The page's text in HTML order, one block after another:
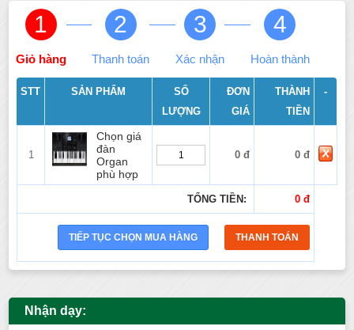
1
Giỏ hàng
2
Thanh toán
3
Xác nhận
4
Hoàn thành
STT SẢN PHẨM
SỐ
LƯỢNG
ĐƠN
GIÁ
THÀNH
TIỀN
-
1
Chọn giá
đàn
Organ
phù hợp
0 đ 0 đ
TỔNG TIỀN: 0 đ
Nhận dạy: